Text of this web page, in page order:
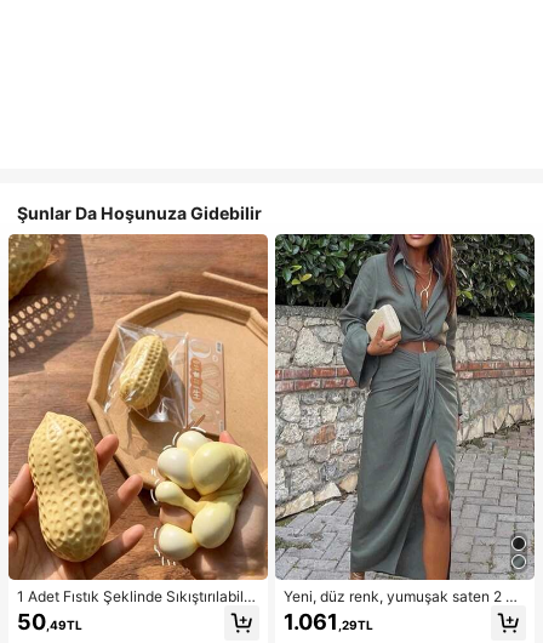
Şunlar Da Hoşunuza Gidebilir
1 Adet Fıstık Şeklinde Sıkıştırılabilir
Stres Oyuncağı, Ofis Rahatlaması v
e Parti Etkileşimi İçin Uygun, Doğu
50 ,49TL
Yeni, düz renk, yumuşak saten 2 pa
rçalı takım, ilkbahar/yaz ev giyimi, i
şe gidip gelme, müzik festivalleri ve
1.061 ,29TL